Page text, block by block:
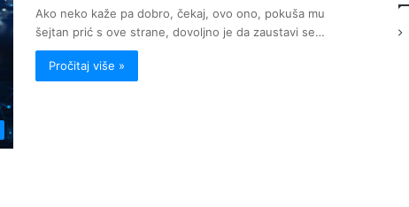
Ako neko kaže pa dobro, čekaj, ovo ono, pokuša mu
šejtan prić s ove strane, dovoljno je da zaustavi se…
Pročitaj više »